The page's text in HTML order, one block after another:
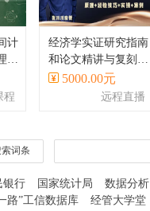
计
论
、
程
经济学实证研究指南
和论文精讲与复刻丨
Stata实现
5000.00元
远程直播
词条
银行 国家统计局 数据分析
路”工信数据库 经管大学堂